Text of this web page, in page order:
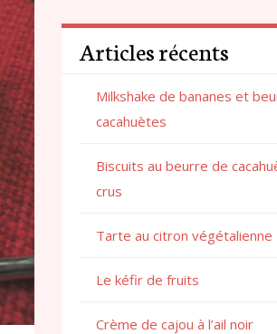
Articles récents
Milkshake de bananes et
cacahuètes
Biscuits au beurre de
crus
Tarte au citron végétalienne
Le kéfir de fruits
Crème de cajou à l’ail noir